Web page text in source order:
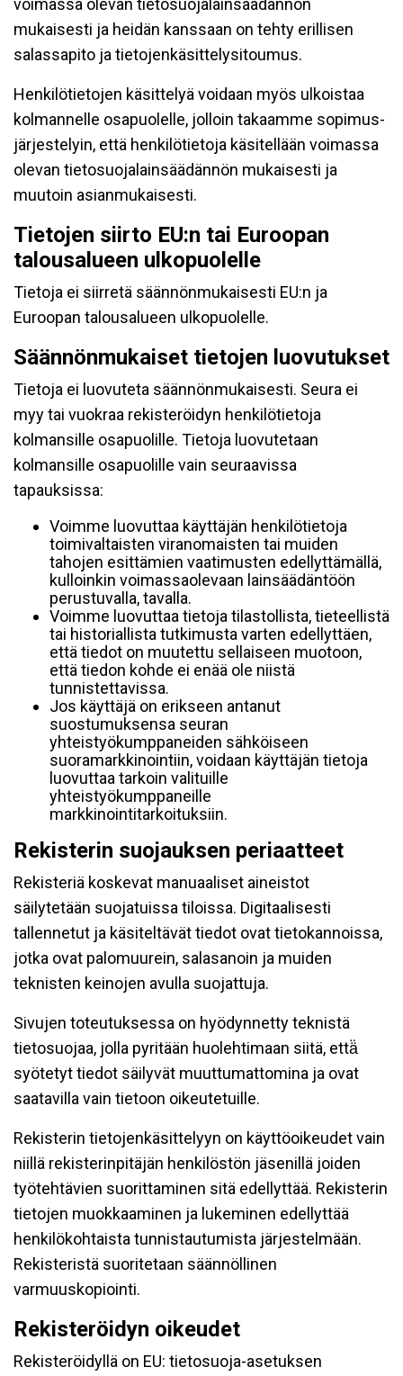
voimassa olevan tietosuojalainsäädännön
mukaisesti ja heidän kanssaan on tehty erillisen
salassapito ja tietojenkäsittelysitoumus.
Henkilötietojen käsittelyä voidaan myös ulkoistaa
kolmannelle osapuolelle, jolloin takaamme sopimus-
järjestelyin, että henkilötietoja käsitellään voimassa
olevan tietosuojalainsäädännön mukaisesti ja
muutoin asianmukaisesti.
Tietojen siirto EU:n tai Euroopan
talousalueen ulkopuolelle
Tietoja ei siirretä säännönmukaisesti EU:n ja
Euroopan talousalueen ulkopuolelle.
Säännönmukaiset tietojen luovutukset
Tietoja ei luovuteta säännönmukaisesti. Seura ei
myy tai vuokraa rekisteröidyn henkilötietoja
kolmansille osapuolille. Tietoja luovutetaan
kolmansille osapuolille vain seuraavissa
tapauksissa:
Voimme luovuttaa käyttäjän henkilötietoja
toimivaltaisten viranomaisten tai muiden
tahojen esittämien vaatimusten edellyttämällä,
kulloinkin voimassaolevaan lainsäädäntöön
perustuvalla, tavalla.
Voimme luovuttaa tietoja tilastollista, tieteellistä
tai historiallista tutkimusta varten edellyttäen,
että tiedot on muutettu sellaiseen muotoon,
että tiedon kohde ei enää ole niistä
tunnistettavissa.
Jos käyttäjä on erikseen antanut
suostumuksensa seuran
yhteistyökumppaneiden sähköiseen
suoramarkkinointiin, voidaan käyttäjän tietoja
luovuttaa tarkoin valituille
yhteistyökumppaneille
markkinointitarkoituksiin.
Rekisterin suojauksen periaatteet
Rekisteriä koskevat manuaaliset aineistot
säilytetään suojatuissa tiloissa. Digitaalisesti
tallennetut ja käsiteltävät tiedot ovat tietokannoissa,
jotka ovat palomuurein, salasanoin ja muiden
teknisten keinojen avulla suojattuja.
Sivujen toteutuksessa on hyödynnetty teknistä
tietosuojaa, jolla pyritään huolehtimaan siitä, että̈
syötetyt tiedot säilyvät muuttumattomina ja ovat
saatavilla vain tietoon oikeutetuille.
Rekisterin tietojenkäsittelyyn on käyttöoikeudet vain
niillä rekisterinpitäjän henkilöstön jäsenillä joiden
työtehtävien suorittaminen sitä edellyttää. Rekisterin
tietojen muokkaaminen ja lukeminen edellyttää
henkilökohtaista tunnistautumista järjestelmään.
Rekisteristä suoritetaan säännöllinen
varmuuskopiointi.
Rekisteröidyn oikeudet
Rekisteröidyllä on EU: tietosuoja-asetuksen